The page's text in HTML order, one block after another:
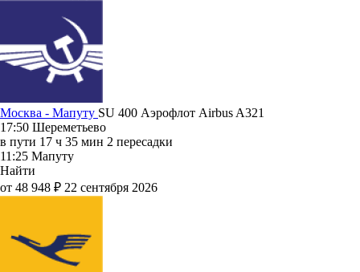
Москва - Мапуту SU 400 Аэрофлот Airbus A321
17:50 Шереметьево
в пути 17 ч 35 мин 2 пересадки
11:25 Мапуту
Найти
от 48 948 ₽ 22 сентября 2026